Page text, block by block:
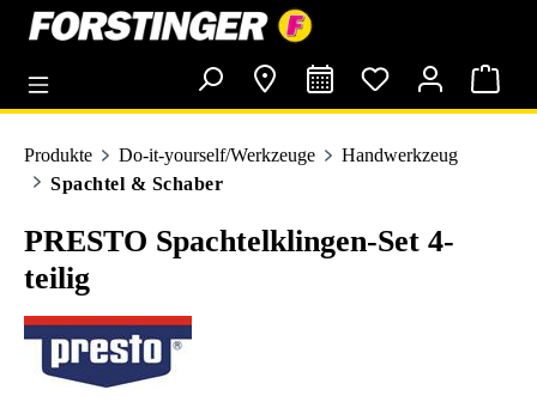
springen
Produkte Do-it-yourself/Werkzeuge
Handwerkzeug
Spachtel & Schaber
PRESTO Spachtelklingen-Set 4-
teilig